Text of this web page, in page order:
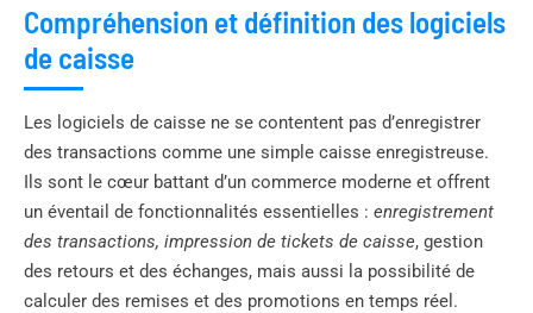
Compréhension et définition des logiciels
de caisse
Les logiciels de caisse ne se contentent pas d’enregistrer
des transactions comme une simple caisse enregistreuse.
Ils sont le cœur battant d’un commerce moderne et offrent
un éventail de fonctionnalités essentielles : enregistrement
des transactions, impression de tickets de caisse, gestion
des retours et des échanges, mais aussi la possibilité de
calculer des remises et des promotions en temps réel.